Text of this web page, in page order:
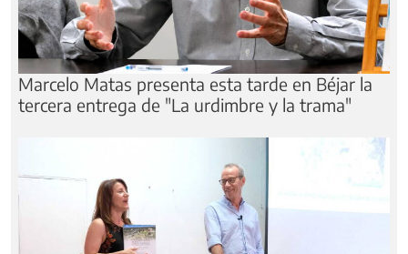
Marcelo Matas presenta esta tarde en Béjar la
tercera entrega de "La urdimbre y la trama"